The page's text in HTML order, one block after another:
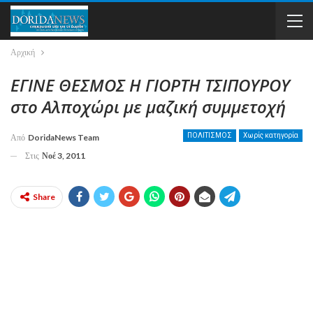
Αρχική
ΕΓΙΝΕ ΘΕΣΜΟΣ Η ΓΙΟΡΤΗ ΤΣΙΠΟΥΡΟΥ
στο Αλποχώρι με μαζική συμμετοχή
ΠΟΛΙΤΙΣΜΟΣ Χωρίς κατηγορία
Από DoridaNews Team
Στις Νοέ 3, 2011
Share